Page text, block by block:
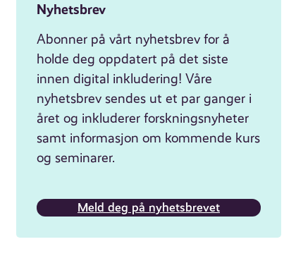
Nyhetsbrev
Abonner på vårt nyhetsbrev for å
holde deg oppdatert på det siste
innen digital inkludering! Våre
nyhetsbrev sendes ut et par ganger i
året og inkluderer forskningsnyheter
samt informasjon om kommende kurs
og seminarer.
Meld deg på nyhetsbrevet